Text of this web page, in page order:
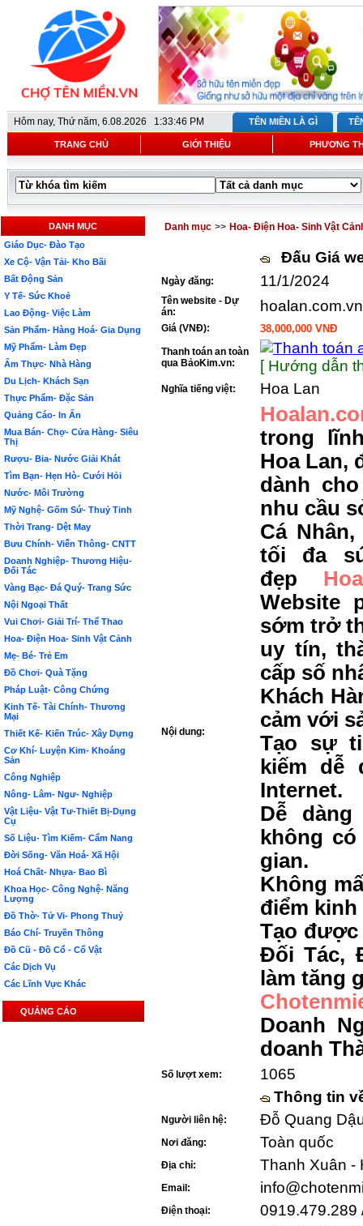
Hôm nay, Thứ năm, 6.08.2026 1:33:46 PM TÊN MIỀN LÀ GÌ
TRANG CHỦ GIỚI THIỆU PHƯƠNG
DANH MỤC
Giáo Dục- Đào Tạo
Xe Cộ- Vận Tải- Kho Bãi
Bất Động Sản
Y Tế- Sức Khoẻ
Lao Động- Việc Làm
Sản Phẩm- Hàng Hoá- Gia Dụng
Mỹ Phẩm- Làm Đẹp
Ẩm Thực- Nhà Hàng
Du Lịch- Khách Sạn
Thực Phẩm- Đặc Sản
Quảng Cáo- In Ấn
Mua Bán- Chợ- Cửa Hàng- Siêu
Thị
Rượu- Bia- Nước Giải Khát
Tìm Bạn- Hẹn Hò- Cưới Hỏi
Nước- Môi Trường
Mỹ Nghệ- Gốm Sứ- Thuỷ Tinh
Thời Trang- Dệt May
Bưu Chính- Viễn Thông- CNTT
Doanh Nghiệp- Thương Hiệu-
Đối Tác
Vàng Bạc- Đá Quý- Trang Sức
Nội Ngoại Thất
Vui Chơi- Giải Trí- Thể Thao
Hoa- Điện Hoa- Sinh Vật Cảnh
Mẹ- Bé- Trẻ Em
Đồ Chơi- Quà Tặng
Pháp Luật- Công Chứng
Kinh Tế- Tài Chính- Thương
Mại
Thiết Kế- Kiến Trúc- Xây Dựng
Cơ Khí- Luyện Kim- Khoáng
Sản
Công Nghiệp
Nông- Lâm- Ngư- Nghiệp
Vật Liệu- Vật Tư-Thiết Bị-Dụng
Cụ
Số Liệu- Tìm Kiếm- Cẩm Nang
Đời Sống- Văn Hoá- Xã Hội
Hoá Chất- Nhựa- Bao Bì
Khoa Học- Công Nghệ- Năng
Lượng
Đồ Thờ- Tử Vi- Phong Thuỷ
Báo Chí- Truyền Thông
Đồ Cũ - Đồ Cổ - Cổ Vật
Các Dịch Vụ
Các Lĩnh Vực Khác
QUẢNG CÁO
Danh mục >> Hoa- Điện Hoa- Sinh Vật
Đấu Giá
Ngày đăng: 11/1/2024
Tên website - Dự
án:
hoalan.com.vn
Giá (VNĐ): 38,000,000 VNĐ
Thanh toán an toàn
qua BảoKim.vn:
[ Hướng dẫn
Nghĩa tiếng việt: Hoa Lan
Nội dung:
trong
Hoa Lan,
dành
nhu cầu
Cá
tối đa
đẹp
Website
sớm trở
uy tín,
cấp số
Khách
cảm với
Tạo sự
kiếm dễ
Internet.
Dễ
không
gian.
Không
điểm kinh
Tạo được
Đối Tác,
làm tăng
Doanh
doanh
Số lượt xem:
1065
Thông tin
Người liên hệ: Đỗ Quang
Nơi đăng: Toàn quốc
Địa chỉ: Thanh Xuân -
Email:
Điện thoại:
0919.479.289